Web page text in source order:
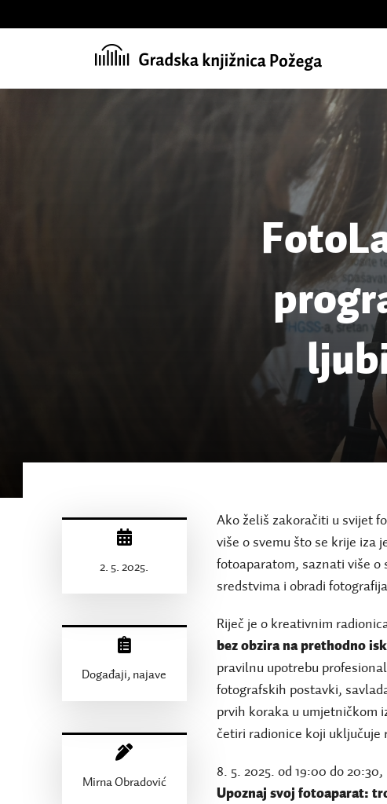
to
2. 5. 2025.
Događaji, najave
Mirna Obradović
Ako želiš zakoračiti u svijet
više o svemu što se krije iza
fotoaparatom, saznati više
sredstvima i obradi
Riječ je o kreativnim
bez obzira na prethodno
pravilnu upotrebu
fotografskih postavki,
prvih koraka u umjetničkom
četiri radionice koji uključuje
8. 5. 2025. od 19:00 do
Upoznaj svoj fotoaparat: